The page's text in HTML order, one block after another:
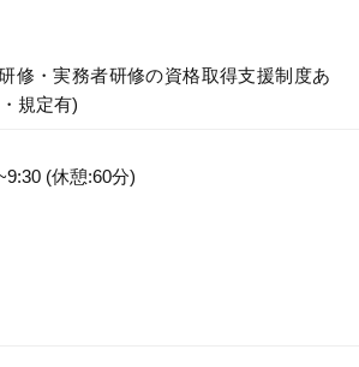
修・実務者研修の資格取得支援制度あ
規定有)
(休憩:60分)